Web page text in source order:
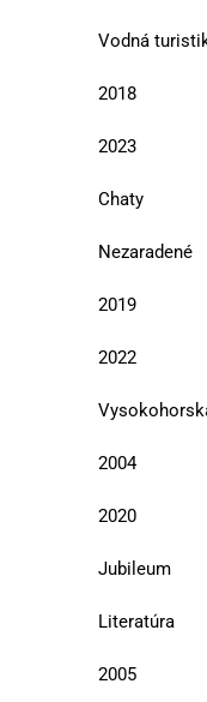
Vodná
2018
2023
Chaty
Nezaradené
2019
2022
2004
2020
Jubileum
Literatúra
2005